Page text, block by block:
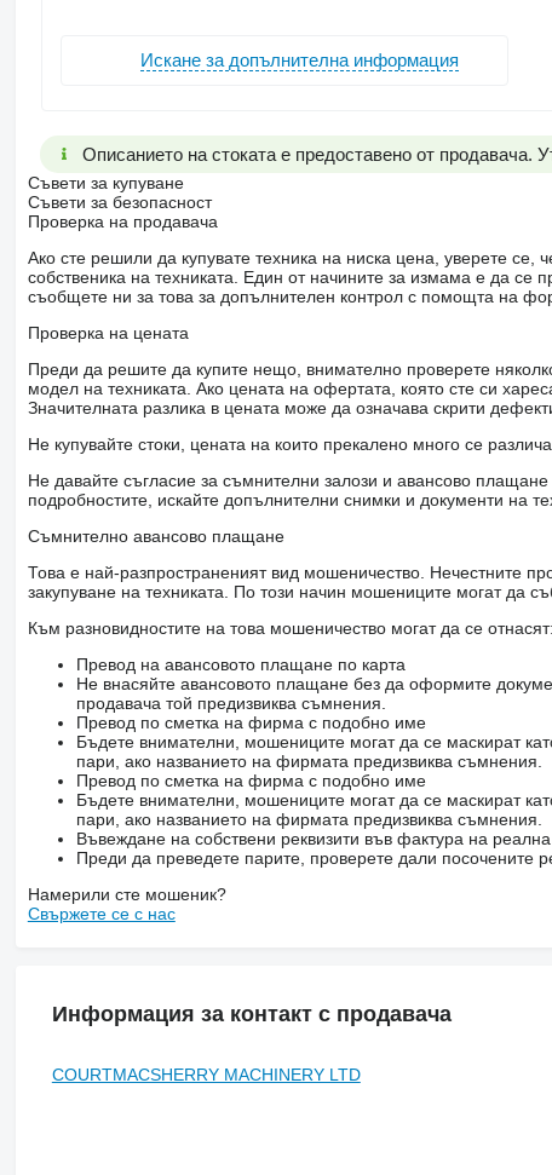
Искане за допълнителна информация
Описанието на стоката е предоставено от продавача.
Съвети за купуване
Съвети за безопасност
Проверка на продавача
Ако сте решили да купувате техника на ниска цена, уверете
собственика на техниката. Един от начините за измама е да
съобщете ни за това за допълнителен контрол с помощта на
Проверка на цената
Преди да решите да купите нещо, внимателно проверете
модел на техниката. Ако цената на офертата, която сте си
Значителната разлика в цената може да означава скрити
Не купувайте стоки, цената на които прекалено много се
Не давайте съгласие за съмнителни залози и авансово
подробностите, искайте допълнителни снимки и документи на
Съмнително авансово плащане
Това е най-разпространеният вид мошеничество. Нечестните
закупуване на техниката. По този начин мошениците могат да
Към разновидностите на това мошеничество могат да се отнасят:
Превод на авансовото плащане по карта
Не внасяйте авансовото плащане без да оформите
продавача той предизвиква съмнения.
Превод по сметка на фирма с подобно име
Бъдете внимателни, мошениците могат да се маскират
пари, ако названието на фирмата предизвиква съмнения.
Превод по сметка на фирма с подобно име
Бъдете внимателни, мошениците могат да се маскират
пари, ако названието на фирмата предизвиква съмнения.
Въвеждане на собствени реквизити във фактура на
Преди да преведете парите, проверете дали посочените
Намерили сте мошеник?
Свържете се с нас
Информация за контакт с продавача
COURTMACSHERRY MACHINERY LTD